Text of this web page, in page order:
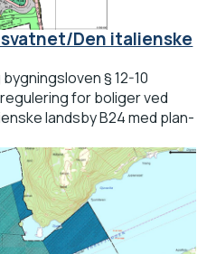
Den italienske
§ 12-10
for boliger ved
landsby B24 med plan-